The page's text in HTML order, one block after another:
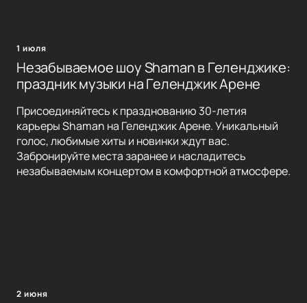
1 июля
Незабываемое шоу Shaman в Геленджике:
праздник музыки на Геленджик Арене
Присоединяйтесь к празднованию 30-летия
карьеры Shaman на Геленджик Арене. Уникальный
голос, любимые хиты и новинки ждут вас.
Забронируйте места заранее и насладитесь
незабываемым концертом в комфортной атмосфере.
2 июня